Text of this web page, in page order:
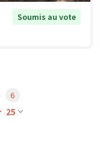
Soumis au vote
25
6